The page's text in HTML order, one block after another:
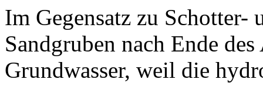
Im Gegensatz zu
Sandgruben nach Ende
Grundwasser, weil die